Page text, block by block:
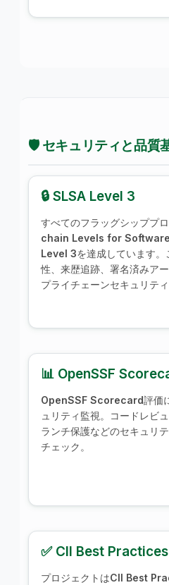
🛡️ セキュリティと品質
🔒 SLSA Level 3
すべてのフラッグシッププ
chain Levels for Software
Level 3を達成しています
性、来歴追跡、署名済みア
プライチェーンセキュリテ
📊 OpenSSF
OpenSSF Scorecard評価
ュリティ監視。コードレビ
ランチ保護などのセキュリ
チェック。
✅ CII Best Practices
プロジェクトはCII Best